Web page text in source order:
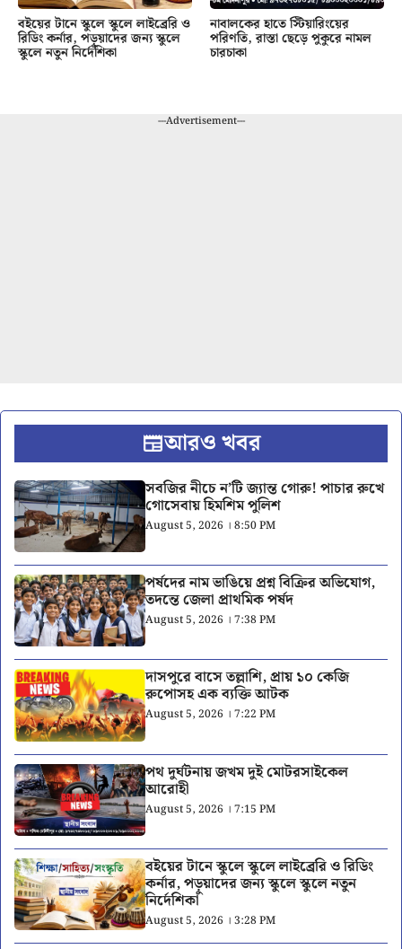
বইয়ের টানে স্কুলে স্কুলে লাইব্রেরি ও
রিডিং কর্নার, পড়ুয়াদের জন্য স্কুলে
স্কুলে নতুন নির্দেশিকা
নাবালকের হাতে স্টিয়ারিংয়ের
পরিণতি, রাস্তা ছেড়ে পুকুরে নামল
চারচাকা
---Advertisement---
আরও খবর
সবজির নীচে ন’টি জ্যান্ত গোরু! পাচার রুখে
গোসেবায় হিমশিম পুলিশ
August 5, 2026 । 8:50 PM
পর্ষদের নাম ভাঙিয়ে প্রশ্ন বিক্রির অভিযোগ,
তদন্তে জেলা প্রাথমিক পর্ষদ
August 5, 2026 । 7:38 PM
দাসপুরে বাসে তল্লাশি, প্রায় ১০ কেজি
রুপোসহ এক ব্যক্তি আটক
August 5, 2026 । 7:22 PM
পথ দুর্ঘটনায় জখম দুই মোটরসাইকেল
আরোহী
August 5, 2026 । 7:15 PM
বইয়ের টানে স্কুলে স্কুলে লাইব্রেরি ও রিডিং
কর্নার, পড়ুয়াদের জন্য স্কুলে স্কুলে নতুন
নির্দেশিকা
August 5, 2026 । 3:28 PM